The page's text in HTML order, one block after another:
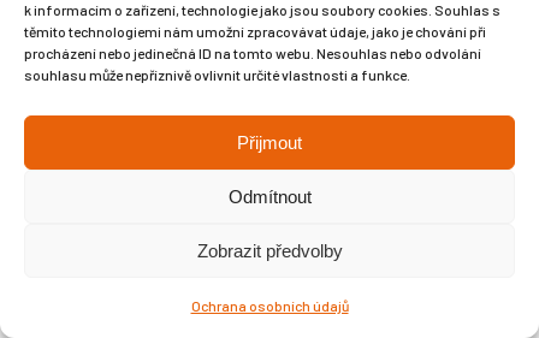
k informacím o zařízení, technologie jako jsou soubory cookies. Souhlas s
těmito technologiemi nám umožní zpracovávat údaje, jako je chování při
procházení nebo jedinečná ID na tomto webu. Nesouhlas nebo odvolání
souhlasu může nepříznivě ovlivnit určité vlastnosti a funkce.
Přijmout
Odmítnout
Zobrazit předvolby
Ochrana osobních údajů
Copyright © Weiron Dynamics, s.r.o. |